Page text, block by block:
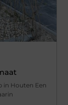
in Houten Een